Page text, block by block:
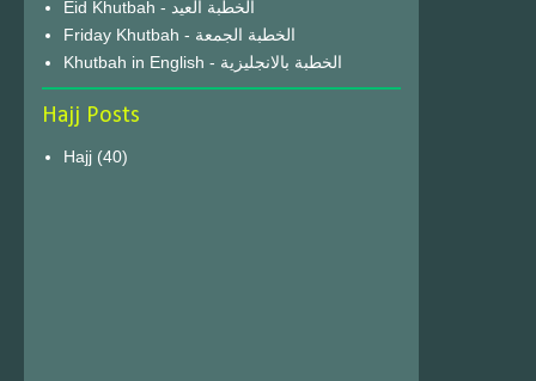
Eid Khutbah - الخطبة العيد
Friday Khutbah - الخطبة الجمعة
Khutbah in English - الخطبة بالانجليزية
Hajj Posts
Hajj (40)